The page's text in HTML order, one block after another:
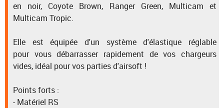
en noir, Coyote Brown, Ranger Green, Multicam et
Multicam Tropic.
Elle est équipée d'un système d'élastique réglable
pour vous débarrasser rapidement de vos chargeurs
vides, idéal pour vos parties d'airsoft !
Points forts :
- Matériel RS